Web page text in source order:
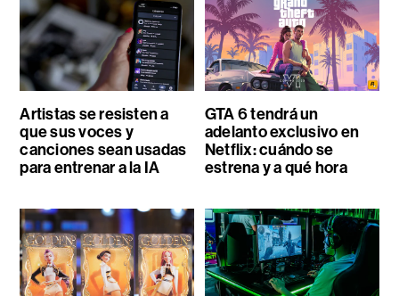
Artistas se resisten a
que sus voces y
canciones sean usadas
para entrenar a la IA
GTA 6 tendrá un
adelanto exclusivo en
Netflix: cuándo se
estrena y a qué hora